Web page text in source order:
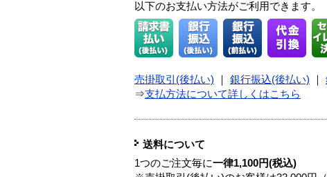
以下のお支払い方法がご利用できます。
売掛取引(後払い) 銀行振込(後払い)
⇒支払方法について詳しくはこちら
送料について
1つのご注文毎に一律1,100円(税込)